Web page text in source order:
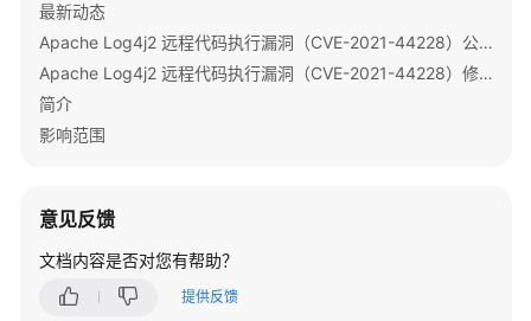
备
MRS
应
发
快
开
最新动态
Apache Log4j2 远程代码执行漏洞（CVE-2021-44228）公告
Apache Log4j2 远程代码执行漏洞（CVE-2021-44228）修复指导
简介
影响范围
意见反馈
文档内容是否对您有帮助？
提供反馈